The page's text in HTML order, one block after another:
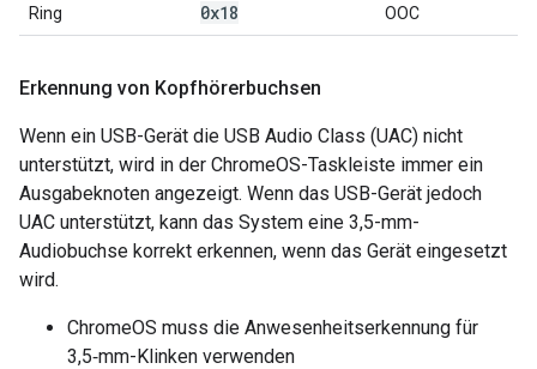
Ring 0x18 OOC
Erkennung von Kopfhörerbuchsen
Wenn ein USB-Gerät die USB Audio Class (UAC) nicht
unterstützt, wird in der ChromeOS-Taskleiste immer ein
Ausgabeknoten angezeigt. Wenn das USB-Gerät jedoch
UAC unterstützt, kann das System eine 3,5-mm-
Audiobuchse korrekt erkennen, wenn das Gerät eingesetzt
wird.
ChromeOS muss die Anwesenheitserkennung für
3,5‑mm-Klinken verwenden